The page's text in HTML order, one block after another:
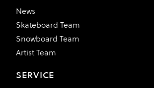
News
Skateboard Team
Snowboard Team
Artist Team
SERVICE